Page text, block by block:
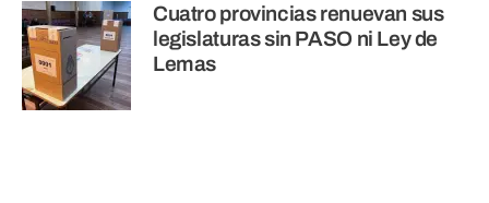
Cuatro provincias renuevan sus
legislaturas sin PASO ni Ley de
Lemas